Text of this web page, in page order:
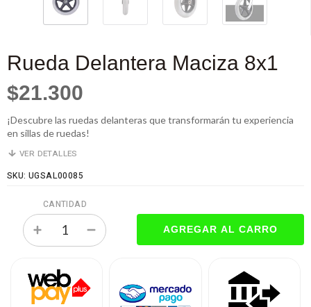
Rueda Delantera Maciza 8x1
$21.300
¡Descubre las ruedas delanteras que transformarán tu experiencia
en sillas de ruedas!
VER DETALLES
SKU: UGSAL00085
CANTIDAD